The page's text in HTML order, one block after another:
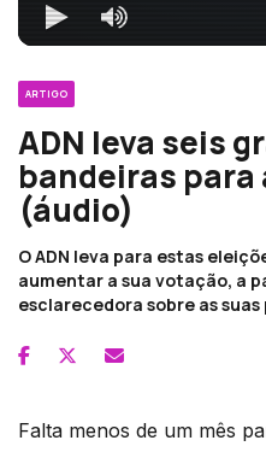
ARTIGO
ADN leva seis
bandeiras para
(áudio)
O ADN leva para estas
aumentar a sua votação, a
esclarecedora sobre as
Falta menos de um mês